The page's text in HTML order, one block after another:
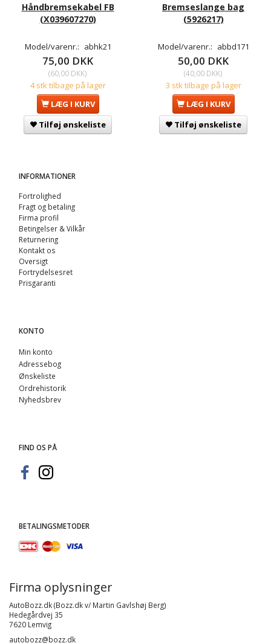
Håndbremsekabel FB
(X039607270)
Model/varenr.: abhk21
75,00 DKK
(60,00 DKK)
4 stk tilbage på lager
LÆG I KURV
Tilføj ønskeliste
Bremseslange bag
(5926217)
Model/varenr.: abbd171
50,00 DKK
(40,00 DKK)
3 stk tilbage på lager
LÆG I KURV
Tilføj ønskeliste
INFORMATIONER
Fortrolighed
Fragt og betaling
Firma profil
Betingelser & Vilkår
Returnering
Kontakt os
Oversigt
Fortrydelsesret
Prisgaranti
KONTO
Min konto
Adressebog
Ønskeliste
Ordrehistorik
Nyhedsbrev
FIND OS PÅ
BETALINGSMETODER
Firma oplysninger
AutoBozz.dk (Bozz.dk v/ Martin Gavlshøj Berg)
Hedegårdvej 35
7620 Lemvig
autobozz@bozz.dk